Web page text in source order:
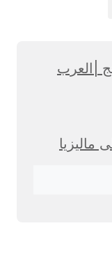
|العرب
ماليزيا